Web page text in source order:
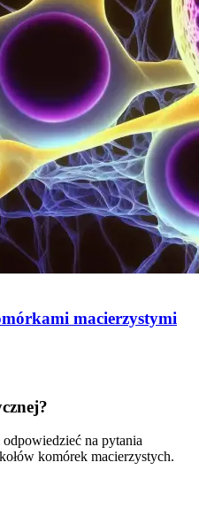
macierzystymi
na pytania
komórek macierzystych.